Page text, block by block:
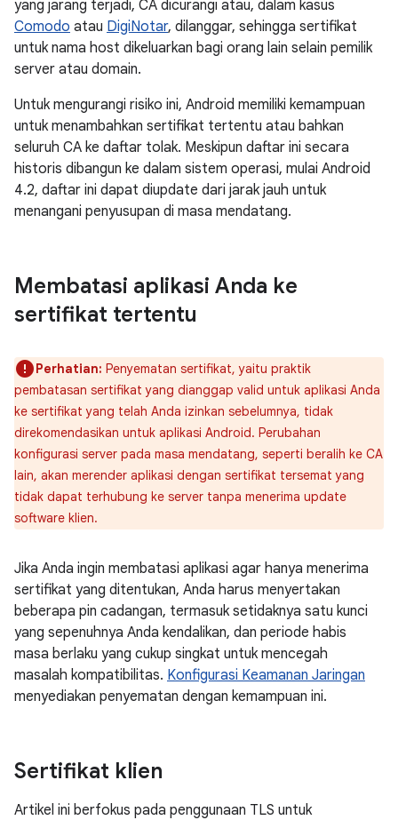
yang jarang terjadi, CA dicurangi atau, dalam kasus
Comodo atau DigiNotar, dilanggar, sehingga sertifikat
untuk nama host dikeluarkan bagi orang lain selain pemilik
server atau domain.
Untuk mengurangi risiko ini, Android memiliki kemampuan
untuk menambahkan sertifikat tertentu atau bahkan
seluruh CA ke daftar tolak. Meskipun daftar ini secara
historis dibangun ke dalam sistem operasi, mulai Android
4.2, daftar ini dapat diupdate dari jarak jauh untuk
menangani penyusupan di masa mendatang.
Membatasi aplikasi Anda ke
sertifikat tertentu
Perhatian: Penyematan sertifikat, yaitu praktik
pembatasan sertifikat yang dianggap valid untuk aplikasi Anda
ke sertifikat yang telah Anda izinkan sebelumnya, tidak
direkomendasikan untuk aplikasi Android. Perubahan
konfigurasi server pada masa mendatang, seperti beralih ke CA
lain, akan merender aplikasi dengan sertifikat tersemat yang
tidak dapat terhubung ke server tanpa menerima update
software klien.
Jika Anda ingin membatasi aplikasi agar hanya menerima
sertifikat yang ditentukan, Anda harus menyertakan
beberapa pin cadangan, termasuk setidaknya satu kunci
yang sepenuhnya Anda kendalikan, dan periode habis
masa berlaku yang cukup singkat untuk mencegah
masalah kompatibilitas. Konfigurasi Keamanan Jaringan
menyediakan penyematan dengan kemampuan ini.
Sertifikat klien
Artikel ini berfokus pada penggunaan TLS untuk